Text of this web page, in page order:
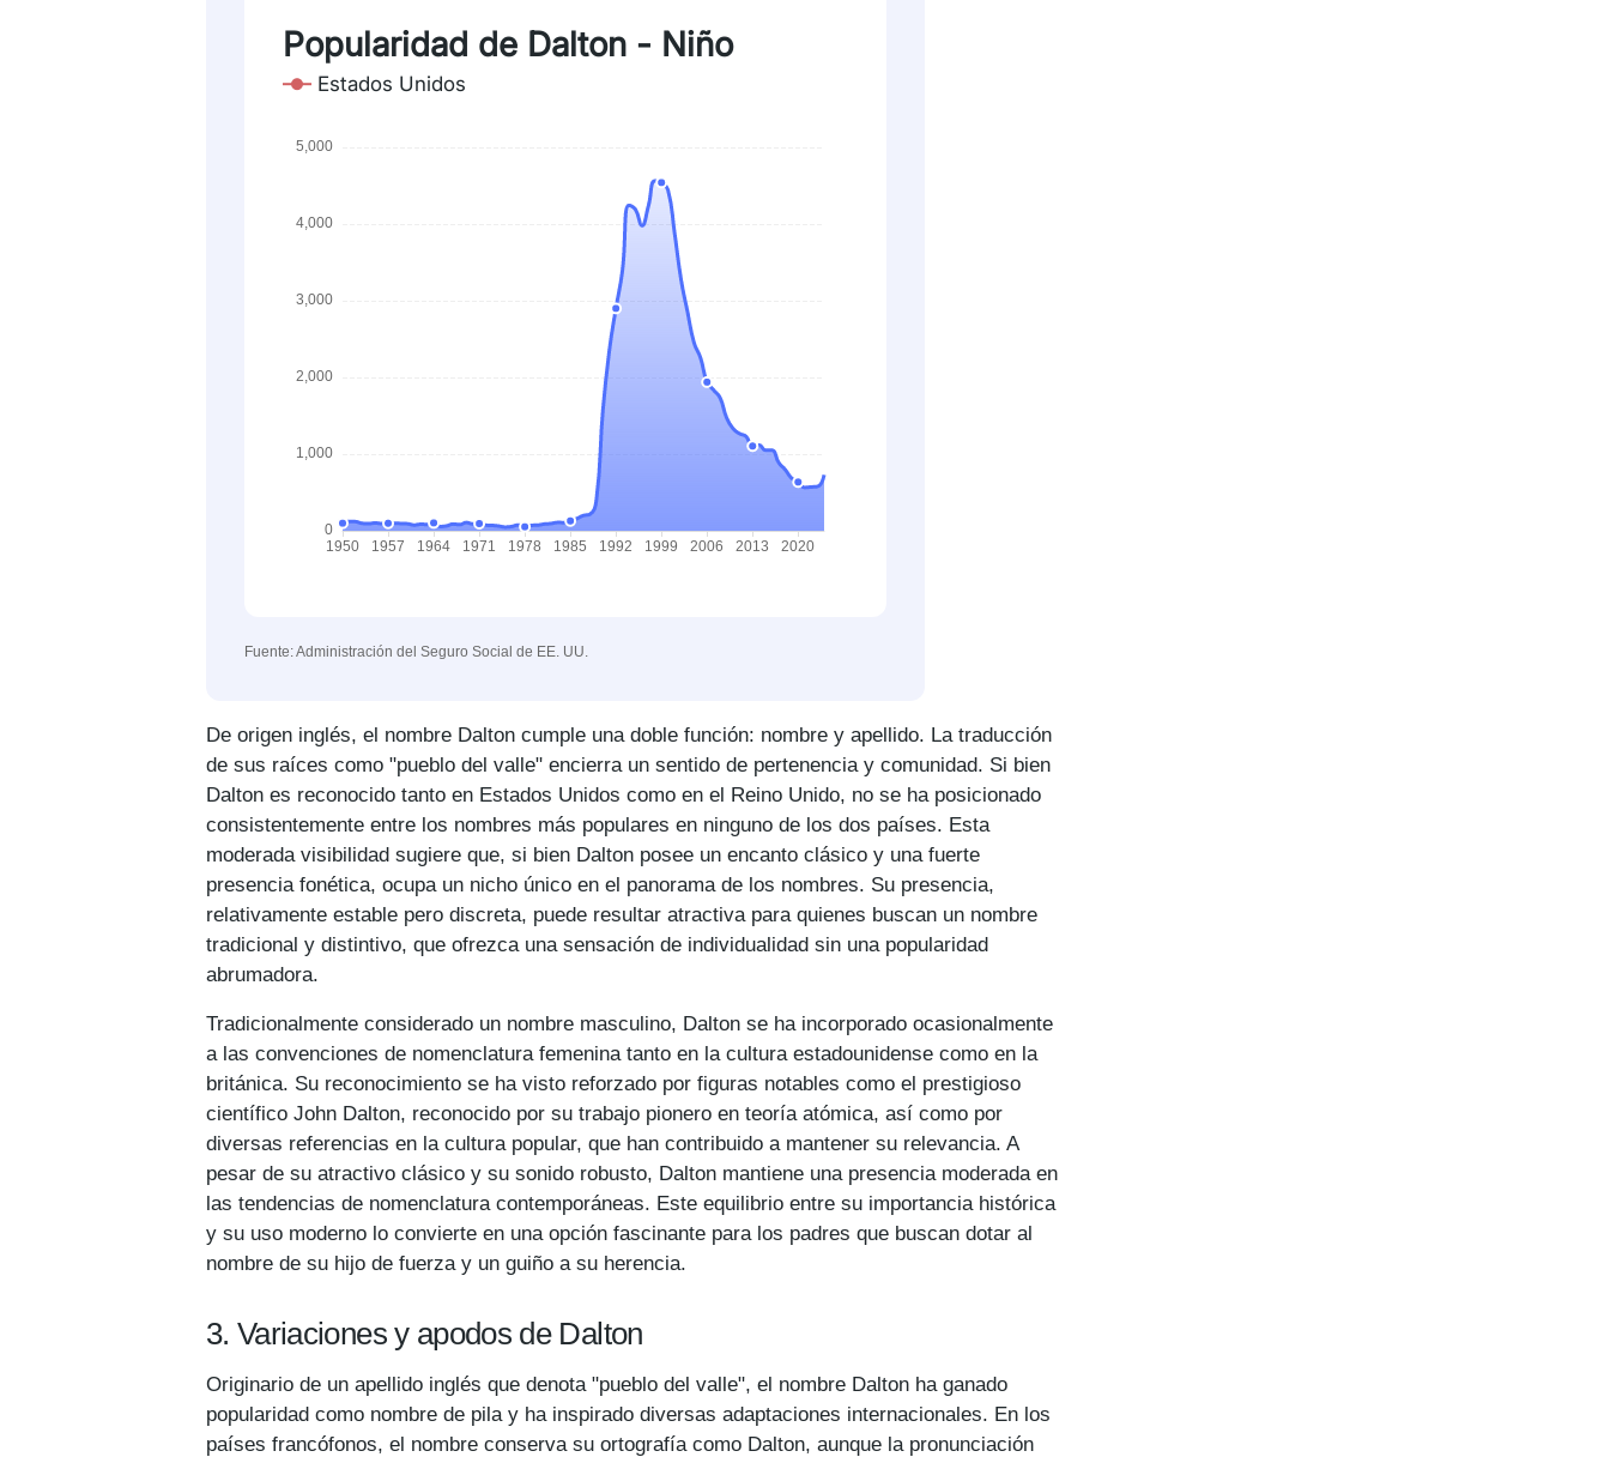
Popularidad de Dalton - Niño
Estados Unidos
Fuente: Administración del Seguro Social de EE. UU.
De origen inglés, el nombre Dalton cumple una doble función: nombre y apellido. La traducción
de sus raíces como "pueblo del valle" encierra un sentido de pertenencia y comunidad. Si bien
Dalton es reconocido tanto en Estados Unidos como en el Reino Unido, no se ha posicionado
consistentemente entre los nombres más populares en ninguno de los dos países. Esta
moderada visibilidad sugiere que, si bien Dalton posee un encanto clásico y una fuerte
presencia fonética, ocupa un nicho único en el panorama de los nombres. Su presencia,
relativamente estable pero discreta, puede resultar atractiva para quienes buscan un nombre
tradicional y distintivo, que ofrezca una sensación de individualidad sin una popularidad
abrumadora.
Tradicionalmente considerado un nombre masculino, Dalton se ha incorporado ocasionalmente
a las convenciones de nomenclatura femenina tanto en la cultura estadounidense como en la
británica. Su reconocimiento se ha visto reforzado por figuras notables como el prestigioso
científico John Dalton, reconocido por su trabajo pionero en teoría atómica, así como por
diversas referencias en la cultura popular, que han contribuido a mantener su relevancia. A
pesar de su atractivo clásico y su sonido robusto, Dalton mantiene una presencia moderada en
las tendencias de nomenclatura contemporáneas. Este equilibrio entre su importancia histórica
y su uso moderno lo convierte en una opción fascinante para los padres que buscan dotar al
nombre de su hijo de fuerza y ​​un guiño a su herencia.
3. Variaciones y apodos de Dalton
Originario de un apellido inglés que denota "pueblo del valle", el nombre Dalton ha ganado
popularidad como nombre de pila y ha inspirado diversas adaptaciones internacionales. En los
países francófonos, el nombre conserva su ortografía como Dalton, aunque la pronunciación